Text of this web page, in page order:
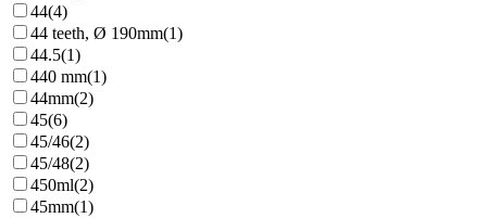
44(4)
44 teeth, Ø 190mm(1)
44.5(1)
440 mm(1)
44mm(2)
45(6)
45/46(2)
45/48(2)
450ml(2)
45mm(1)